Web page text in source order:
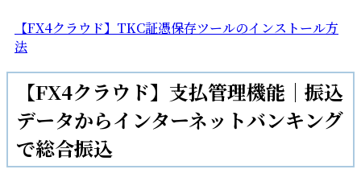
【FX4クラウド】TKC証憑保存ツールのインストール方
法
【FX4クラウド】支払管理機能｜振込
データからインターネットバンキング
で総合振込